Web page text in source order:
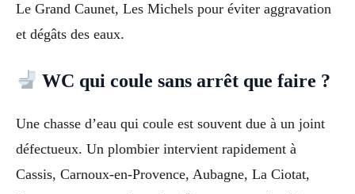
Le Grand Caunet, Les Michels pour éviter aggravation
et dégâts des eaux.
WC qui coule sans arrêt que faire ?
Une chasse d’eau qui coule est souvent due à un joint
défectueux. Un plombier intervient rapidement à
Cassis, Carnoux-en-Provence, Aubagne, La Ciotat,